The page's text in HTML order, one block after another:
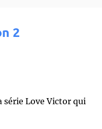
2
série Love Victor qui